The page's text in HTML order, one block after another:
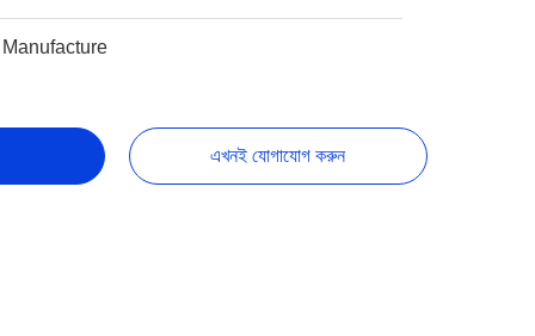
Manufacture
এখনই যোগাযোগ করুন